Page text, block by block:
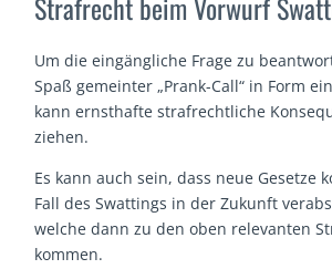
Um die eingängliche Frage zu
Spaß gemeinter „Prank-Call“ in Form
kann ernsthafte strafrechtliche
ziehen.
Es kann auch sein, dass neue Gesetze
Fall des Swattings in der Zukunft
welche dann zu den oben relevanten
kommen.